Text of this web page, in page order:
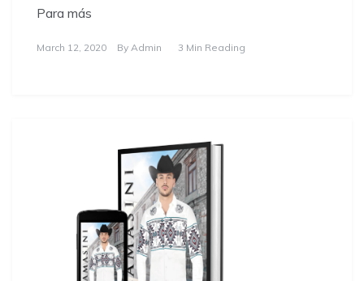
Para más
March 12, 2020 By Admin 3 Min Reading